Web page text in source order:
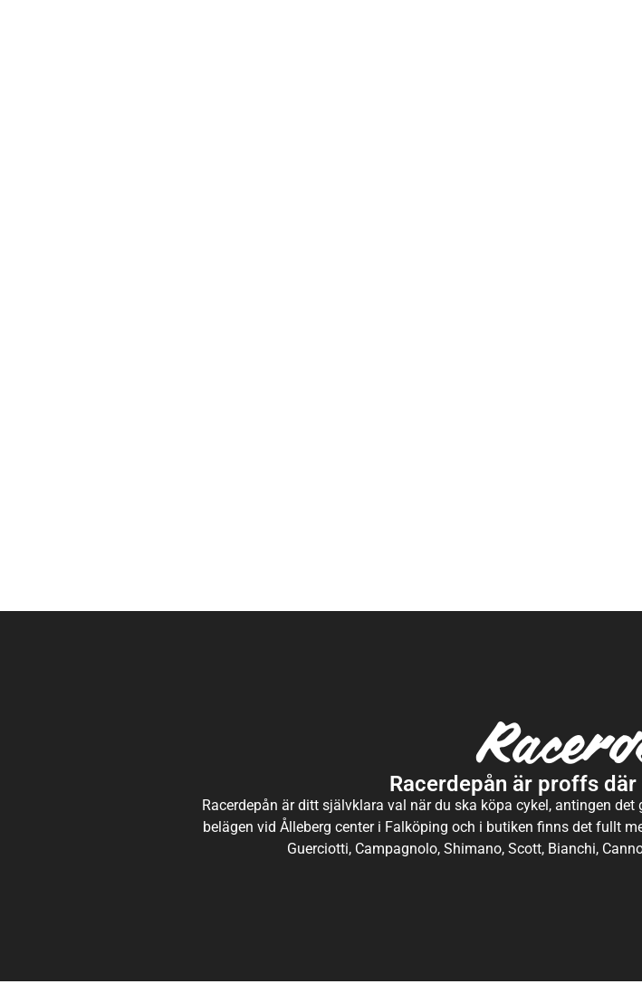
Racerdepån är proffs
Racerdepån är ditt självklara val när du ska köpa cykel, antingen
belägen vid Ålleberg center i Falköping och i butiken finns det fullt
Guerciotti, Campagnolo, Shimano, Scott, Bianchi,